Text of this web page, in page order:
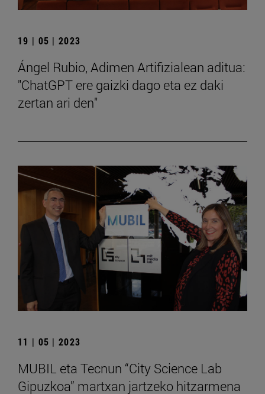
19 | 05 | 2023
Ángel Rubio, Adimen Artifizialean aditua:
"ChatGPT ere gaizki dago eta ez daki
zertan ari den"
11 | 05 | 2023
MUBIL eta Tecnun “City Science Lab
Gipuzkoa” martxan jartzeko hitzarmena